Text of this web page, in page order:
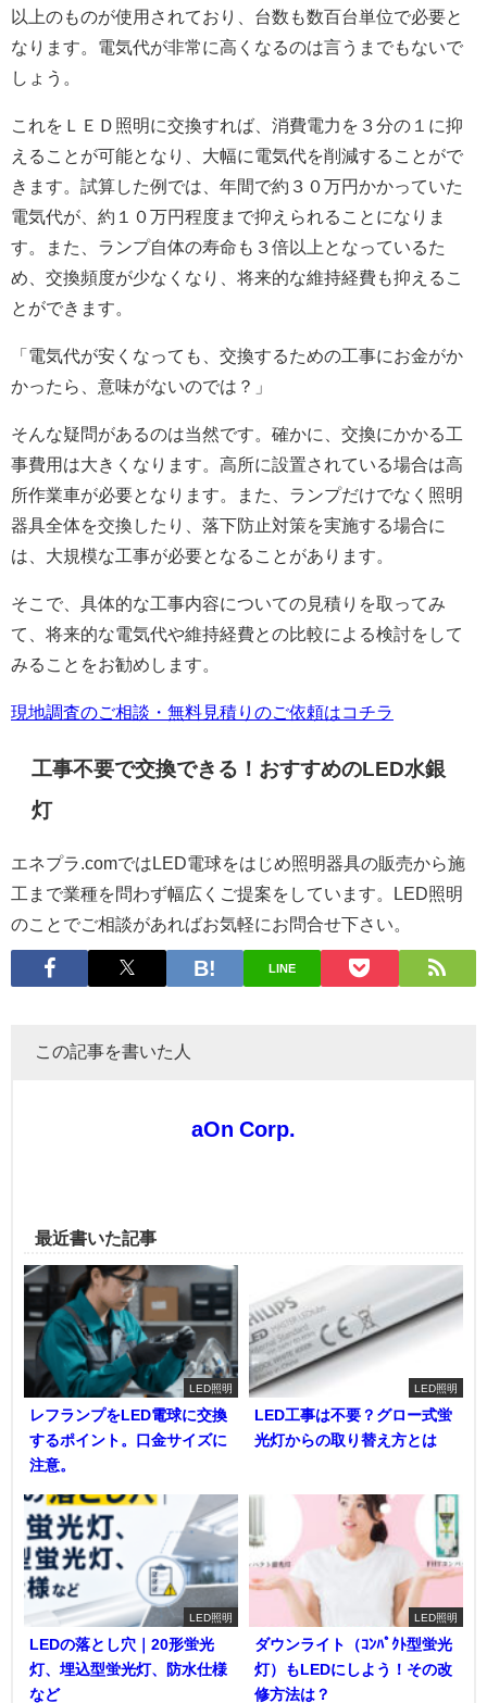
以上のものが使用されており、台数も数百台単位で必要と
なります。電気代が非常に高くなるのは言うまでもないで
しょう。
これをＬＥＤ照明に交換すれば、消費電力を３分の１に抑
えることが可能となり、大幅に電気代を削減することがで
きます。試算した例では、年間で約３０万円かかっていた
電気代が、約１０万円程度まで抑えられることになりま
す。また、ランプ自体の寿命も３倍以上となっているた
め、交換頻度が少なくなり、将来的な維持経費も抑えるこ
とができます。
「電気代が安くなっても、交換するための工事にお金がか
かったら、意味がないのでは？」
そんな疑問があるのは当然です。確かに、交換にかかる工
事費用は大きくなります。高所に設置されている場合は高
所作業車が必要となります。また、ランプだけでなく照明
器具全体を交換したり、落下防止対策を実施する場合に
は、大規模な工事が必要となることがあります。
そこで、具体的な工事内容についての見積りを取ってみ
て、将来的な電気代や維持経費との比較による検討をして
みることをお勧めします。
現地調査のご相談・無料見積りのご依頼はコチラ
工事不要で交換できる！おすすめのLED水銀
灯
エネプラ.comではLED電球をはじめ照明器具の販売から施
工まで業種を問わず幅広くご提案をしています。LED照明
のことでご相談があればお気軽にお問合せ下さい。
LINE
この記事を書いた人
aOn Corp.
最近書いた記事
LED照明
レフランプをLED電球に交換
するポイント。口金サイズに
注意。
LED照明
LED工事は不要？グロー式蛍
光灯からの取り替え方とは
LED照明
LEDの落とし穴｜20形蛍光
灯、埋込型蛍光灯、防水仕様
など
LED照明
ダウンライト（ｺﾝﾊﾟｸﾄ型蛍光
灯）もLEDにしよう！その改
修方法は？